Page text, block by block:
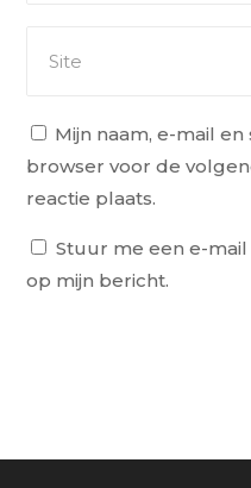
Mijn naam, e-mail
browser voor de
reactie plaats.
Stuur me een e-
op mijn bericht.